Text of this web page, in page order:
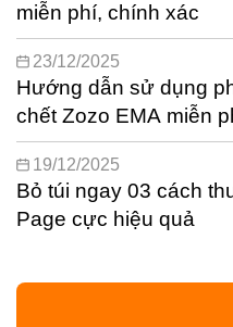
miễn phí, chính xác
23/12/2025
Hướng dẫn sử dụng
chết Zozo EMA miễn
19/12/2025
Bỏ túi ngay 03 cách
Page cực hiệu quả